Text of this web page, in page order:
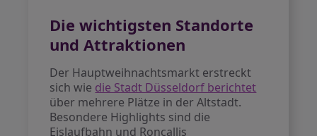
Die wichtigsten Standorte
und Attraktionen
Der Hauptweihnachtsmarkt erstreckt
sich wie die Stadt Düsseldorf berichtet
über mehrere Plätze in der Altstadt.
Besondere Highlights sind die
Eislaufbahn und Roncallis